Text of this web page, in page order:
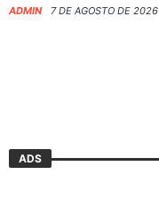
ADMIN 7 DE AGOSTO DE 2026
ADS